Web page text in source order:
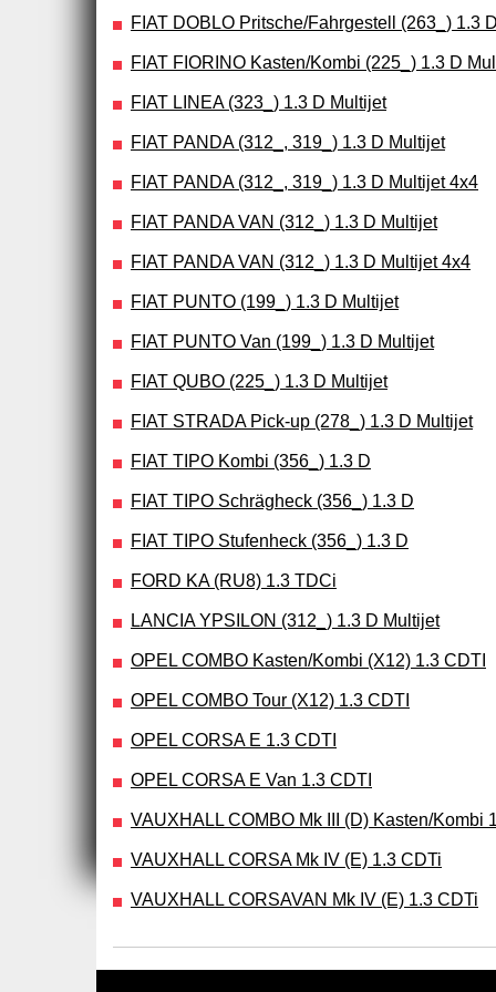
FIAT DOBLO Pritsche/Fahrgestell (263_) 1.3
FIAT FIORINO Kasten/Kombi (225_) 1.3 D
FIAT LINEA (323_) 1.3 D Multijet
FIAT PANDA (312_, 319_) 1.3 D Multijet
FIAT PANDA (312_, 319_) 1.3 D Multijet 4x4
FIAT PANDA VAN (312_) 1.3 D Multijet
FIAT PANDA VAN (312_) 1.3 D Multijet 4x4
FIAT PUNTO (199_) 1.3 D Multijet
FIAT PUNTO Van (199_) 1.3 D Multijet
FIAT QUBO (225_) 1.3 D Multijet
FIAT STRADA Pick-up (278_) 1.3 D Multijet
FIAT TIPO Kombi (356_) 1.3 D
FIAT TIPO Schrägheck (356_) 1.3 D
FIAT TIPO Stufenheck (356_) 1.3 D
FORD KA (RU8) 1.3 TDCi
LANCIA YPSILON (312_) 1.3 D Multijet
OPEL COMBO Kasten/Kombi (X12) 1.3 CDTI
OPEL COMBO Tour (X12) 1.3 CDTI
OPEL CORSA E 1.3 CDTI
OPEL CORSA E Van 1.3 CDTI
VAUXHALL COMBO Mk III (D) Kasten/Kombi
VAUXHALL CORSA Mk IV (E) 1.3 CDTi
VAUXHALL CORSAVAN Mk IV (E) 1.3 CDTi